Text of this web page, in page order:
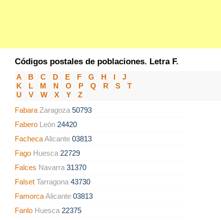
Códigos postales de poblaciones. Letra F.
A B C D E F G H I
J
K
L M N O P Q R S
T
U
V W X Y
Z
Fabara Zaragoza 50793
Fabero León 24420
FachecaAlicante 03813
Fago Huesca 22729
Falces Navarra 31370
Falset Tarragona 43730
FamorcaAlicante 03813
Fanlo Huesca 22375